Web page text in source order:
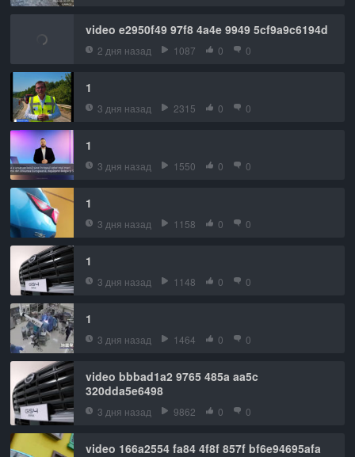
video e2950f49 97f8 4a4e 9949 5cf9a9c6194d
2 дня назад 1087 0 0
1
3 дня назад 2315 0 0
1
3 дня назад 1550 0 0
1
3 дня назад 1158 0 0
1
3 дня назад 1148 0 0
1
3 дня назад 1464 0 0
video bbbad1a2 9765 485a aa5c
320dda5e6498
3 дня назад 9862 0 0
video 166a2554 fa84 4f8f 857f bf6e94695afa